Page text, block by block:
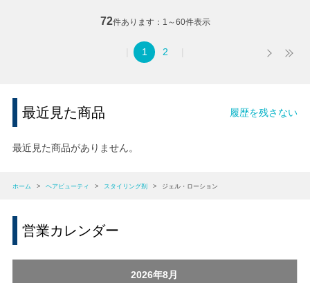
72件あります 1～60件表示
1 2
最近見た商品 履歴を残さない
最近見た商品がありません。
ホーム > ヘアビューティ > スタイリング剤 > ジェル・ローション
営業カレンダー
2026年8月